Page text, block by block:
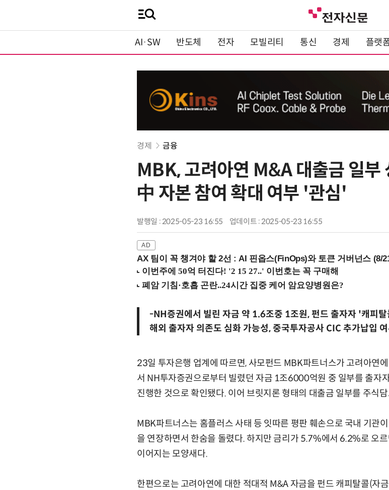
AI·SW 반도체 전자 모빌리티 통신 경제 플랫
경제 금융
MBK, 고려아연 M&A 대출금 일부
中 자본 참여 확대 여부 '관심'
발행일 : 2025-05-23 16:55 업데이트 : 2025-05-23 16:55
AX 팀이 꼭 챙겨야 할 2선 : AI 핀옵스(FinOps)와 토큰 거버넌스 (8/
-NH증권에서 빌린 자금 약 1.6조중 1조원, 펀드 출자자 '캐피
해외 출자자 의존도 심화 가능성, 중국투자공사 CIC 추가납입
23일 투자은행 업계에 따르면, 사모펀드 MBK파트너스가 고려아연
서 NH투자증권으로부터 빌렸던 자금 1조6000억원 중 일부를 출자
진행한 것으로 확인됐다. 이어 브릿지론 형태의 대출금 일부를 주식
MBK파트너스는 홈플러스 사태 등 잇따른 평판 훼손으로 국내 기관
을 연장하면서 한숨을 돌렸다. 하지만 금리가 5.7%에서 6.2%로 오
이어지는 모양새다.
한편으로는 고려아연에 대한 적대적 M&A 자금을 펀드 캐피탈콜(자